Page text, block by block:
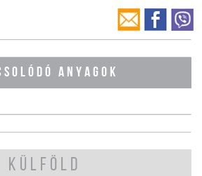
ANYAGOK
KÜLFÖLD